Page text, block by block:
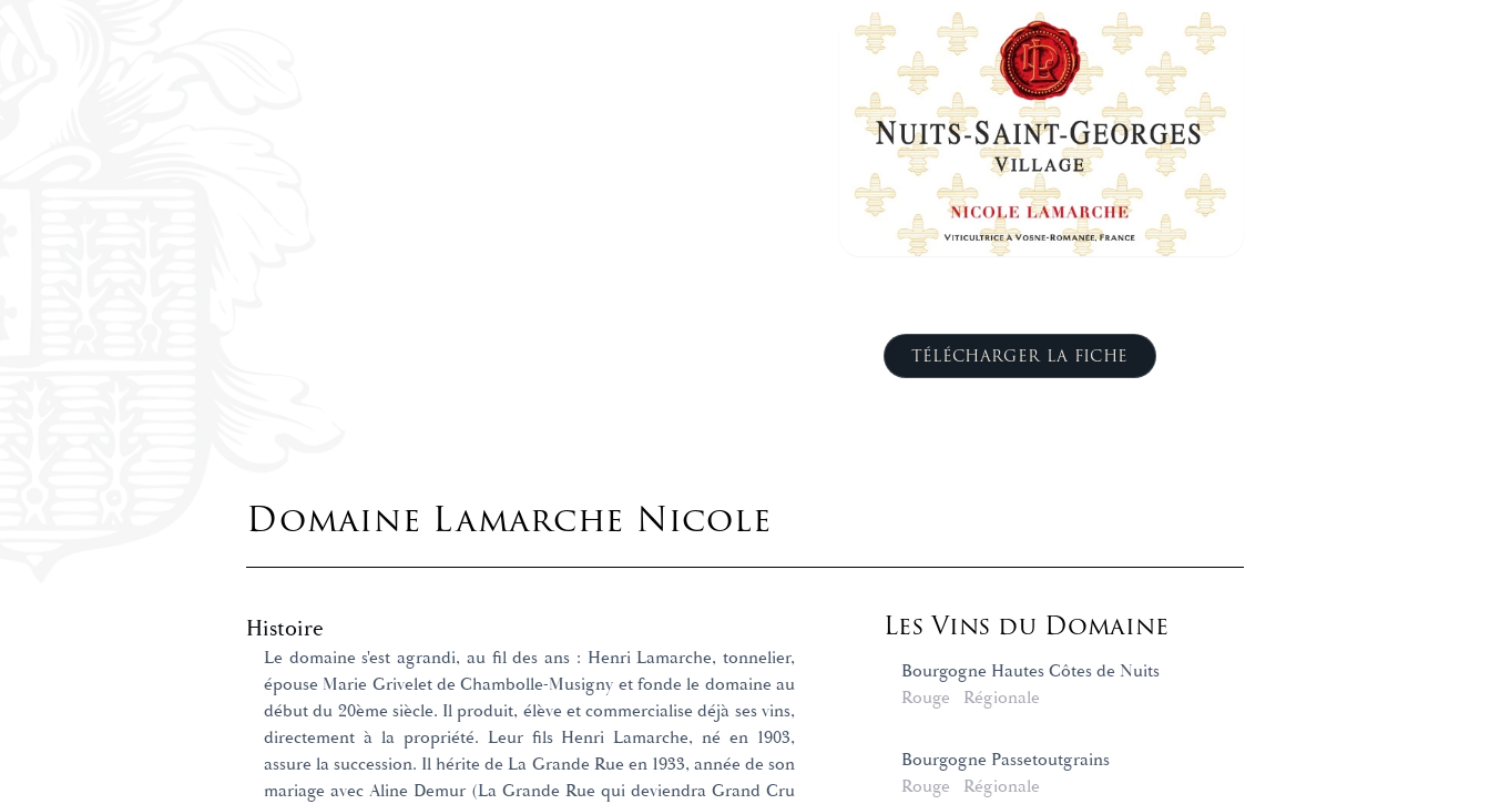
TÉLÉCHARGER LA FICHE
Domaine Lamarche Nicole
Histoire
Le domaine s'est agrandi, au fil des ans : Henri Lamarche, tonnelier,
épouse Marie Grivelet de Chambolle-Musigny et fonde le domaine au
début du 20ème siècle. Il produit, élève et commercialise déjà ses vins,
directement à la propriété. Leur fils Henri Lamarche, né en 1903,
assure la succession. Il hérite de La Grande Rue en 1933, année de son
mariage avec Aline Demur (La Grande Rue qui deviendra Grand Cru
Les Vins du Domaine
Bourgogne Hautes Côtes de Nuits
Rouge
Régionale
Bourgogne Passetoutgrains
Rouge
Régionale